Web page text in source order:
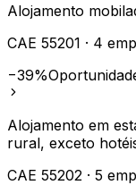
Alojamento
CAE 55201 · 4
−39%
Alojamento em
rural, exceto
CAE 55202 · 5